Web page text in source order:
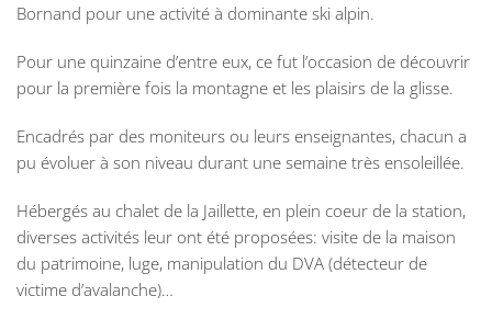
Bornand pour une activité à dominante ski alpin.
Pour une quinzaine d’entre eux, ce fut l’occasion de découvrir
pour la première fois la montagne et les plaisirs de la glisse.
Encadrés par des moniteurs ou leurs enseignantes, chacun a
pu évoluer à son niveau durant une semaine très ensoleillée.
Hébergés au chalet de la Jaillette, en plein coeur de la station,
diverses activités leur ont été proposées: visite de la maison
du patrimoine, luge, manipulation du DVA (détecteur de
victime d’avalanche)…